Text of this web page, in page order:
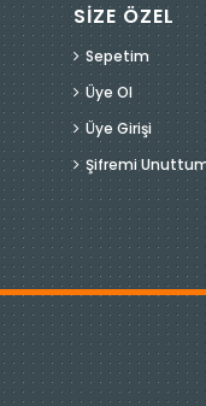
SİZE ÖZEL
Sepetim
Üye Ol
Üye Girişi
Şifremi